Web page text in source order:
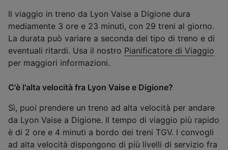
Il viaggio in treno da Lyon Vaise a Digione dura
mediamente 3 ore e 23 minuti, con 29 treni al giorno.
La durata può variare a seconda del tipo di treno e di
eventuali ritardi. Usa il nostro Pianificatore di Viaggio
per maggiori informazioni.
C'è l'alta velocità fra Lyon Vaise e Digione?
Sì, puoi prendere un treno ad alta velocità per andare
da Lyon Vaise a Digione. Il tempo di viaggio più rapido
è di 2 ore e 4 minuti a bordo dei treni TGV. I convogli
ad alta velocità dispongono di più livelli di servizio fra